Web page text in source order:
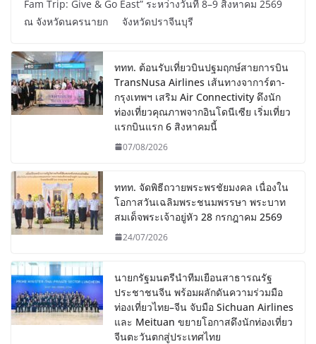
Fam Trip: Give & Go East” ระหว่างวันที่ 8–9 สิงหาคม 2569
ณ จังหวัดนครนายก จังหวัดปราจีนบุรี
ททท. ต้อนรับเที่ยวบินปฐมฤกษ์สายการบิน
TransNusa Airlines เส้นทางจาการ์ตา-
กรุงเทพฯ เสริม Air Connectivity ดึงนัก
ท่องเที่ยวคุณภาพจากอินโดนีเซีย เริ่มเที่ยว
แรกบินแรก 6 สิงหาคมนี้
07/08/2026
ททท. จัดพิธีถวายพระพรชัยมงคล เนื่องใน
โอกาสวันเฉลิมพระชนมพรรษา พระบาท
สมเด็จพระเจ้าอยู่หัว 28 กรกฎาคม 2569
24/07/2026
นายกรัฐมนตรีนำทีมเยือนสาธารณรัฐ
ประชาชนจีน พร้อมผลักดันความร่วมมือ
ท่องเที่ยวไทย–จีน จับมือ Sichuan Airlines
และ Meituan ขยายโอกาสดึงนักท่องเที่ยว
จีนตะวันตกสู่ประเทศไทย